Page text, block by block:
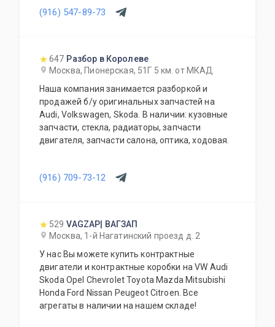
(916) 547-89-73
647 Разбор в Королеве
Москва, Пионерская, 51Г 5 км. от МКАД
Наша компания занимается разборкой и
продажей б/у оригинальных запчастей на
Audi, Volkswagen, Skoda. В наличии: кузовные
запчасти, стекла, радиаторы, запчасти
двигателя, запчасти салона, оптика, ходовая.
(916) 709-73-12
529 VAGZAP| ВАГЗАП
Москва, 1-й Нагатинский проезд д. 2
У нас Вы можете купить контрактные
двигатели и контрактные коробки на VW Audi
Skoda Opel Chevrolet Toyota Mazda Mitsubishi
Honda Ford Nissan Peugeot Citroen. Все
агрегаты в наличии на нашем складе!